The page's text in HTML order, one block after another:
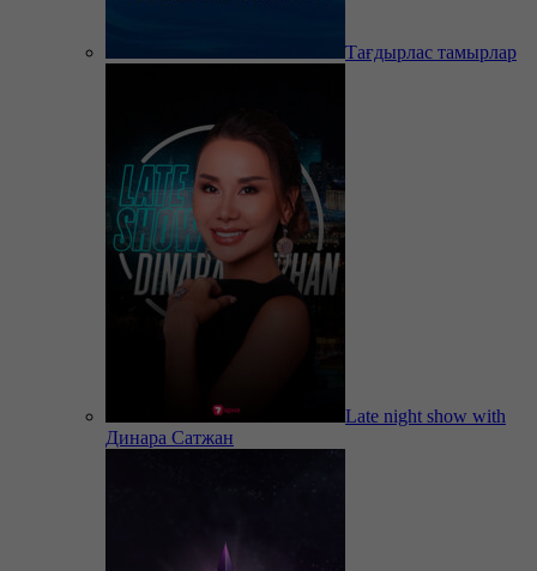
Тағдырлас тамырлар
Late night show with
Динара Сатжан